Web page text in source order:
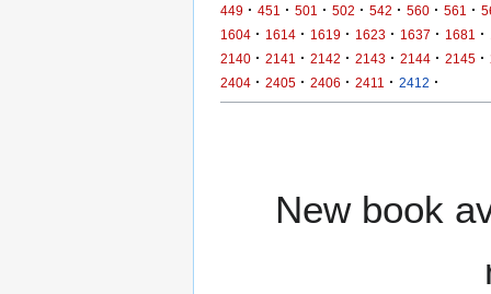
449 · 451 · 501 · 502 · 542 · 560 · 561 ·
1604 · 1614 · 1619 · 1623 · 1637 · 1681 ·
2140 · 2141 · 2142 · 2143 · 2144 · 2145 ·
2404 · 2405 · 2406 · 2411 · 2412 ·
New book